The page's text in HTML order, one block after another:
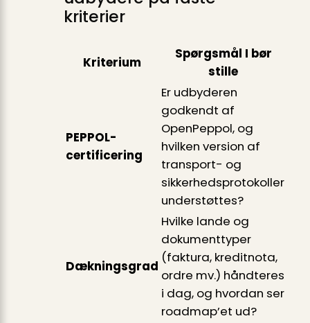
kriterier
Kriterium
Spørgsmål I bør
stille
PEPPOL-
certificering
Er udbyderen
godkendt af
OpenPeppol, og
hvilken version af
transport- og
sikkerhedsprotokoller
understøttes?
Dækningsgrad
Hvilke lande og
dokumenttyper
(faktura, kreditnota,
ordre mv.) håndteres
i dag, og hvordan ser
roadmap’et ud?